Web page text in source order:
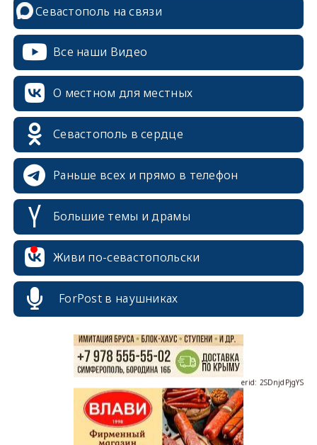
Севастополь на связи
Все наши Видео
О местном для местных
Севастополь в сердце
Раньше всех и прямо в телефон
Большие темы и драмы
Живи по-севастопольски
ForPost в наушниках
erid: 2SDnjcrDNw6